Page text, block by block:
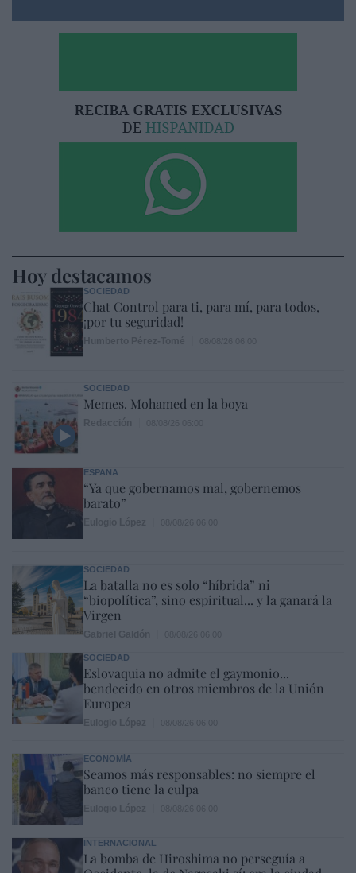
Hoy destacamos
SOCIEDAD
Chat Control para ti, para mí, para todos,
¡por tu seguridad!
SOCIEDAD
Memes. Mohamed en la boya
ESPAÑA
“Ya que gobernamos mal, gobernemos
barato”
SOCIEDAD
La batalla no es solo “híbrida” ni
“biopolítica”, sino espiritual... y la ganará la
Virgen
SOCIEDAD
Eslovaquia no admite el gaymonio...
bendecido en otros miembros de la Unión
Europea
ECONOMÍA
Seamos más responsables: no siempre el
banco tiene la culpa
INTERNACIONAL
La bomba de Hiroshima no perseguía a